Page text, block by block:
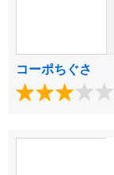
コーポちぐさ